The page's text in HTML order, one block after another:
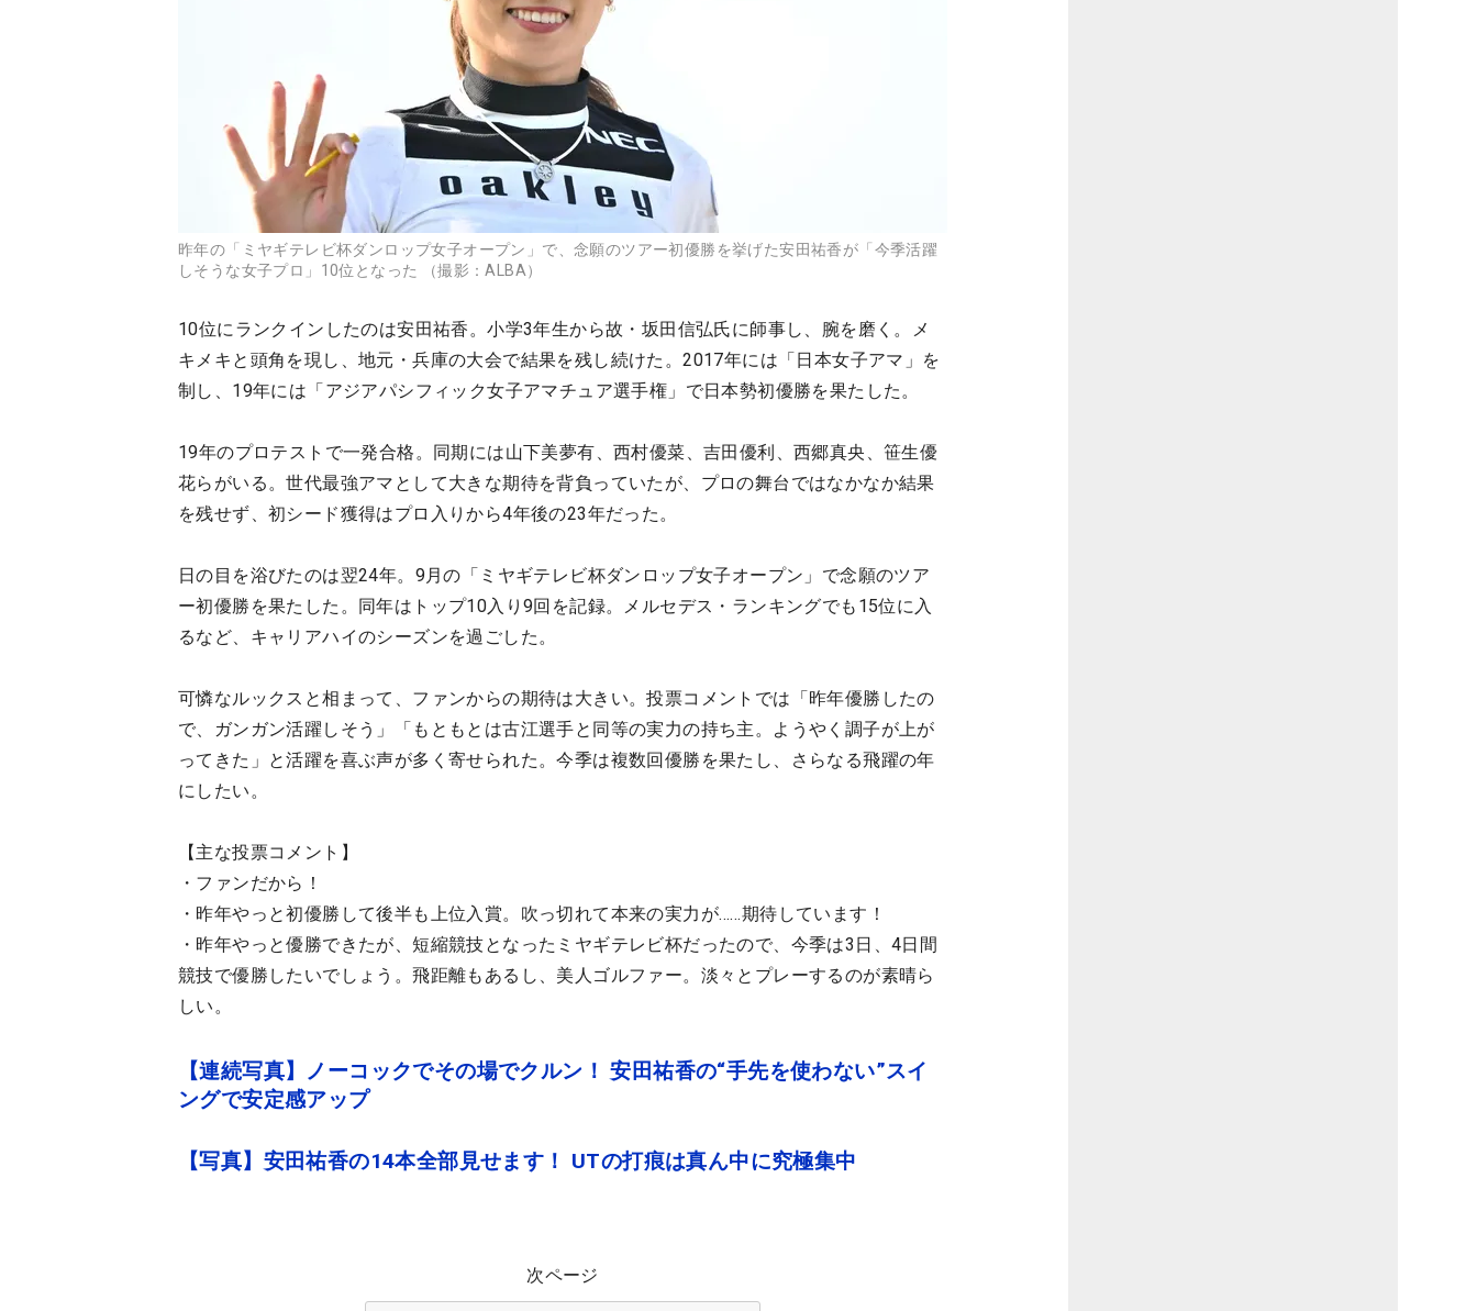
昨年の「ミヤギテレビ杯ダンロップ女子オープン」で、念願のツアー初優勝を挙げた安田祐香が「今季活躍
しそうな女子プロ」10位となった （撮影：ALBA）
10位にランクインしたのは安田祐香。小学3年生から故・坂田信弘氏に師事し、腕を磨く。メ
キメキと頭角を現し、地元・兵庫の大会で結果を残し続けた。2017年には「日本女子アマ」を
制し、19年には「アジアパシフィック女子アマチュア選手権」で日本勢初優勝を果たした。
19年のプロテストで一発合格。同期には山下美夢有、西村優菜、吉田優利、西郷真央、笹生優
花らがいる。世代最強アマとして大きな期待を背負っていたが、プロの舞台ではなかなか結果
を残せず、初シード獲得はプロ入りから4年後の23年だった。
日の目を浴びたのは翌24年。9月の「ミヤギテレビ杯ダンロップ女子オープン」で念願のツア
ー初優勝を果たした。同年はトップ10入り9回を記録。メルセデス・ランキングでも15位に入
るなど、キャリアハイのシーズンを過ごした。
可憐なルックスと相まって、ファンからの期待は大きい。投票コメントでは「昨年優勝したの
で、ガンガン活躍しそう」「もともとは古江選手と同等の実力の持ち主。ようやく調子が上が
ってきた」と活躍を喜ぶ声が多く寄せられた。今季は複数回優勝を果たし、さらなる飛躍の年
にしたい。
【主な投票コメント】
・ファンだから！
・昨年やっと初優勝して後半も上位入賞。吹っ切れて本来の実力が……期待しています！
・昨年やっと優勝できたが、短縮競技となったミヤギテレビ杯だったので、今季は3日、4日間
競技で優勝したいでしょう。飛距離もあるし、美人ゴルファー。淡々とプレーするのが素晴ら
しい。
【連続写真】ノーコックでその場でクルン！ 安田祐香の“手先を使わない”スイ
ングで安定感アップ
【写真】安田祐香の14本全部見せます！ UTの打痕は真ん中に究極集中
次ページ